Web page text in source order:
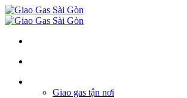
Giao gas tận nơi